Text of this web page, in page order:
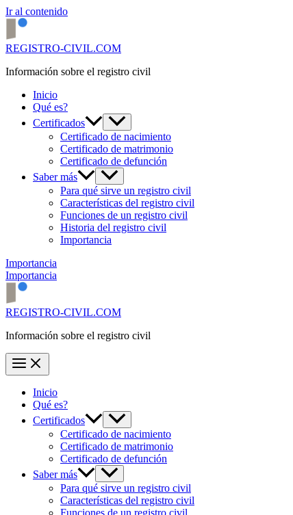
Ir al contenido
REGISTRO-CIVIL.COM
Información sobre el registro civil
Inicio
Qué es?
Certificados
Certificado de nacimiento
Certificado de matrimonio
Certificado de defunción
Saber más
Para qué sirve un registro civil
Características del registro civil
Funciones de un registro civil
Historia del registro civil
Importancia
Importancia
Importancia
REGISTRO-CIVIL.COM
Información sobre el registro civil
Inicio
Qué es?
Certificados
Certificado de nacimiento
Certificado de matrimonio
Certificado de defunción
Saber más
Para qué sirve un registro civil
Características del registro civil